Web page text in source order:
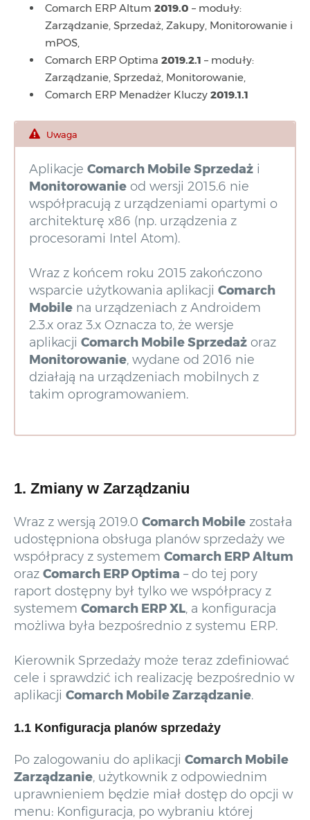
Comarch ERP Altum 2019.0 – moduły:
Zarządzanie, Sprzedaż, Zakupy, Monitorowanie i
mPOS,
Comarch ERP Optima 2019.2.1 – moduły:
Zarządzanie, Sprzedaż, Monitorowanie,
Comarch ERP Menadżer Kluczy 2019.1.1
Uwaga
Aplikacje Comarch Mobile Sprzedaż i
Monitorowanie od wersji 2015.6 nie
współpracują z urządzeniami opartymi o
architekturę x86 (np. urządzenia z
procesorami Intel Atom).
Wraz z końcem roku 2015 zakończono
wsparcie użytkowania aplikacji Comarch
Mobile na urządzeniach z Androidem
2.3.x oraz 3.x Oznacza to, że wersje
aplikacji Comarch Mobile Sprzedaż oraz
Monitorowanie, wydane od 2016 nie
działają na urządzeniach mobilnych z
takim oprogramowaniem.
1. Zmiany w Zarządzaniu
Wraz z wersją 2019.0 Comarch Mobile została
udostępniona obsługa planów sprzedaży we
współpracy z systemem Comarch ERP Altum
oraz Comarch ERP Optima – do tej pory
raport dostępny był tylko we współpracy z
systemem Comarch ERP XL, a konfiguracja
możliwa była bezpośrednio z systemu ERP.
Kierownik Sprzedaży może teraz zdefiniować
cele i sprawdzić ich realizację bezpośrednio w
aplikacji Comarch Mobile Zarządzanie.
1.1 Konfiguracja planów sprzedaży
Po zalogowaniu do aplikacji Comarch Mobile
Zarządzanie, użytkownik z odpowiednim
uprawnieniem będzie miał dostęp do opcji w
menu: Konfiguracja, po wybraniu której